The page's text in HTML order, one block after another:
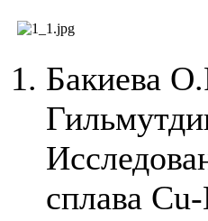
Бакиева
сплава